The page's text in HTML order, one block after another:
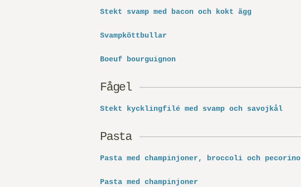
Stekt svamp med bacon och kokt ägg
Svampköttbullar
Boeuf bourguignon
Fågel
Stekt kycklingfilé med svamp och savojkål
Pasta
Pasta med champinjoner, broccoli och pecorino
Pasta med champinjoner